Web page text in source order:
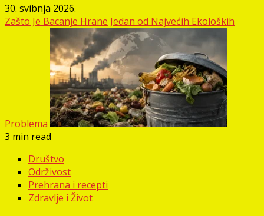
30. svibnja 2026.
Zašto Je Bacanje Hrane Jedan od Najvećih Ekoloških
Problema
3 min read
Društvo
Održivost
Prehrana i recepti
Zdravlje i Život